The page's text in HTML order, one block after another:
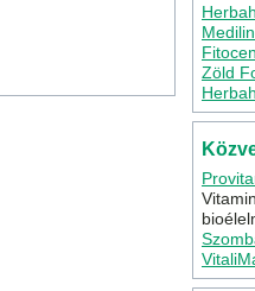
Zöld